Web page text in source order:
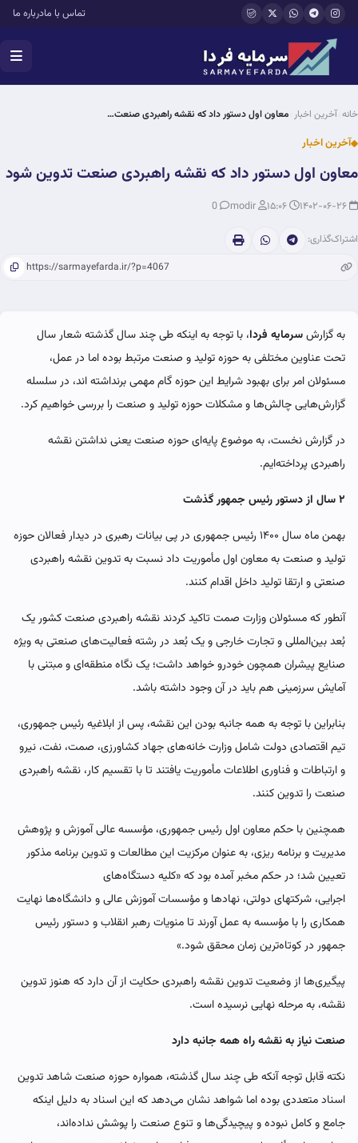
رفتن به محتوای اصلی تماس با مادرباره ما
خانه آخرین اخبار معاون اول دستور داد که نقشه راهبردی صنعت…
آخرین اخبار
معاون اول دستور داد که نقشه راهبردی صنعت تدوین شود
اشتراک‌گذاری:
به گزارشسرمایه فردا، با توجه به اینکه طی چند سال گذشته شعار سال
تحت عناوین مختلفی به حوزه تولید و صنعت مرتبط بوده اما در عمل،
مسئولان امر برای بهبود شرایط این حوزه گام مهمی برنداشته اند، در سلسله
گزارش‌هایی چالش‌ها و مشکلات حوزه تولید و صنعت را بررسی خواهیم کرد.
در گزارش نخست، به موضوع پایه‌ای حوزه صنعت یعنی نداشتن نقشه
راهبردی پرداخته‌ایم.
۲ سال از دستور رئیس جمهور گذشت
بهمن ماه سال ۱۴۰۰ رئیس جمهوری در پی بیانات رهبری در دیدار فعالان حوزه
تولید و صنعت به معاون اول مأموریت داد نسبت به تدوین نقشه راهبردی
صنعتی و ارتقا تولید داخل اقدام کنند.
آنطور که مسئولان وزارت صمت تاکید کردند نقشه راهبردی صنعت کشور یک
بُعد بین‌المللی و تجارت خارجی و یک بُعد در رشته فعالیت‌های صنعتی به ویژه
صنایع پیشران همچون خودرو خواهد داشت؛ یک نگاه منطقه‌ای و مبتنی با
آمایش سرزمینی هم باید در آن وجود داشته باشد.
بنابراین با توجه به همه جانبه بودن این نقشه، پس از ابلاغیه رئیس جمهوری،
تیم اقتصادی دولت شامل وزارت خانه‌های جهاد کشاورزی، صمت، نفت، نیرو
و ارتباطات و فناوری اطلاعات مأموریت یافتند تا با تقسیم کار، نقشه راهبردی
صنعت را تدوین کنند.
همچنین با حکم معاون اول رئیس جمهوری، مؤسسه عالی آموزش و پژوهش
مدیریت و برنامه ریزی، به عنوان مرکزیت این مطالعات و تدوین برنامه مذکور
تعیین شد؛ در حکم مخبر آمده بود که «کلیه دستگاه‌های
اجرایی، شرکتهای دولتی، نهادها و مؤسسات آموزش عالی و دانشگاه‌ها نهایت
همکاری را با مؤسسه به عمل آورند تا منویات رهبر انقلاب و دستور رئیس
جمهور در کوتاه‌ترین زمان محقق شود.»
پیگیری‌ها از وضعیت تدوین نقشه راهبردی حکایت از آن دارد که هنوز تدوین
نقشه، به مرحله نهایی نرسیده است.
صنعت نیاز به نقشه راه همه جانبه دارد
نکته قابل توجه آنکه طی چند سال گذشته، همواره حوزه صنعت شاهد تدوین
اسناد متعددی بوده اما شواهد نشان می‌دهد که این اسناد به دلیل اینکه
جامع و کامل نبوده و پیچیدگی‌ها و تنوع صنعت را پوشش نداده‌اند،